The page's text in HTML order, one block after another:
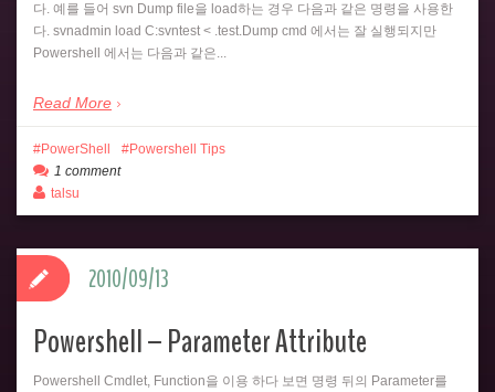
다. 예를 들어 svn Dump file을 load하는 경우 다음과 같은 명령을 사용한
다. svnadmin load C:svntest < .test.Dump cmd 에서는 잘 실행되지만
Powershell 에서는 다음과 같은...
Read More
PowerShell
Powershell Tips
1 comment
talsu
Powershell – Parameter Attribute
Powershell Cmdlet, Function을 이용 하다 보면 명령 뒤의 Parameter를
2010/09/13